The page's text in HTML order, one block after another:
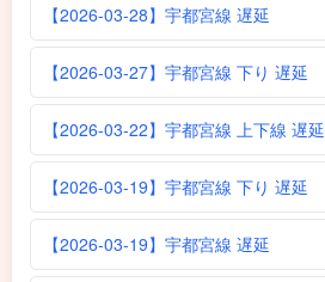
【2026-03-28】宇都宮線 遅延
【2026-03-27】宇都宮線 下り 遅延
【2026-03-22】宇都宮線 上下線 遅延
【2026-03-19】宇都宮線 下り 遅延
【2026-03-19】宇都宮線 遅延